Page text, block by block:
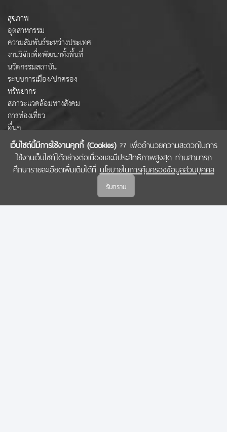
เว็บไซต์นี้มีการใช้งานคุกกี้ (Cookies)?? เพื่ออำนวยความสะดวกในการ
ใช้งานเว็บไซต์ได้อย่างต่อเนื่องและมีประสิทธิภาพสูงสุด ท่านสามารถ
ศึกษารายละเอียดเพิ่มเติมได้ที่ นโยบายในการคุ้มครองข้อมูลส่วนบุคคล
รับทราบ
สุขภาพ
อุตสาหกรรม
ความสัมพันธ์ระหว่างประเทศ
งานวิจัยเพื่อพัฒนาทั้งพื้นที่
นวัตกรรมสถาบัน
ระบบการเมือง/ปกครอง
ทรัพยากร
สภาวะแวดล้อมทางสังคม
การท่องเที่ยว
อื่นๆ
COPYRIGHT © 2022 สำนักงานคณะกรรมการส่งเสริมวิทยาศาสตร์ วิจัยและนวัตกรรม
(สกสว.)
นโยบายในการคุ้มครองข้อมูลส่วนบุคคล